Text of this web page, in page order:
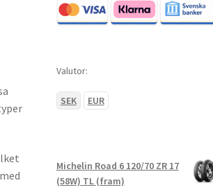
Valutor:
SEK EUR
Michelin Road 6 120/70 ZR 17
(58W) TL (fram)